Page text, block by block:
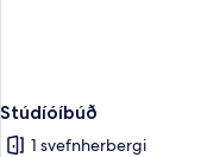
Stúdíóíbúð
1 svefnherbergi